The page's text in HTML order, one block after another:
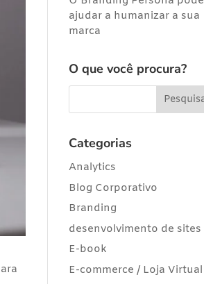
ajudar a humanizar a sua
marca
O que você procura?
Categorias
Analytics
Blog Corporativo
Branding
desenvolvimento de sites
E-book
E-commerce / Loja Virtual